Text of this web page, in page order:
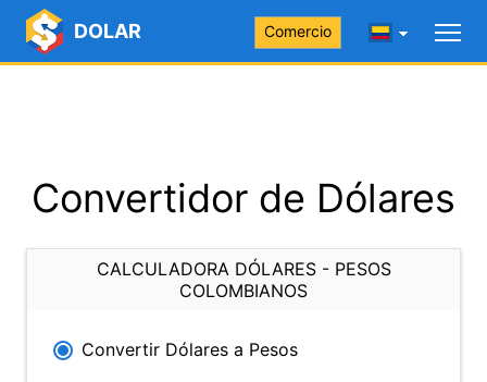
DOLAR Comercio
Convertidor de Dólares
CALCULADORA DÓLARES - PESOS
COLOMBIANOS
Convertir Dólares a Pesos